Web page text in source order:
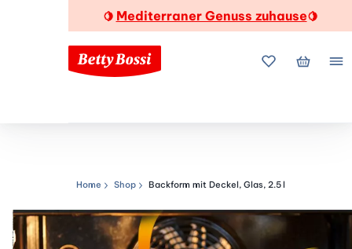
🍋 Mediterraner Genuss zuhause🍋
MeineMein
Navigationspfad
Home Shop Backform mit Deckel, Glas, 2.5 l